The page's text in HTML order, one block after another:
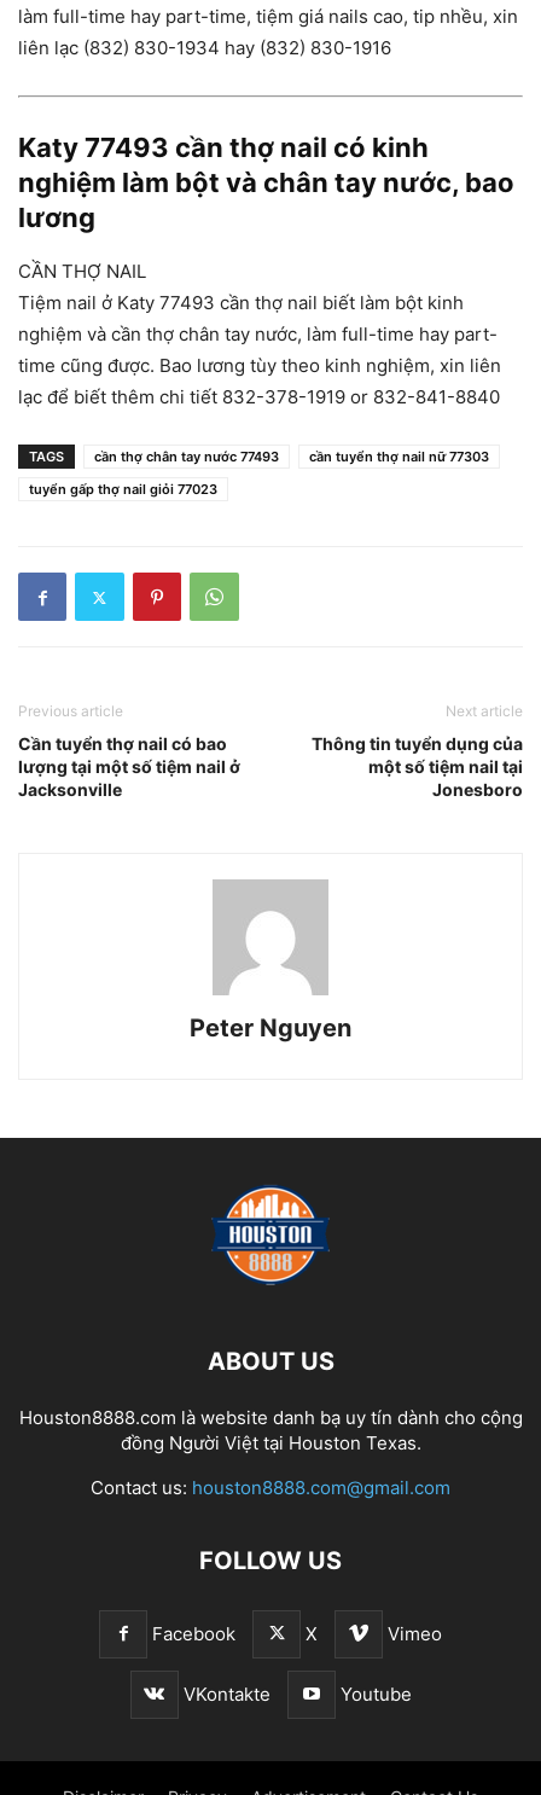
làm full-time hay part-time, tiệm giá nails cao, tip nhều, xin
liên lạc (832) 830-1934 hay (832) 830-1916
Katy 77493 cần thợ nail có kinh
nghiệm làm bột và chân tay nước, bao
lương
CẦN THỢ NAIL
Tiệm nail ở Katy 77493 cần thợ nail biết làm bột kinh
nghiệm và cần thợ chân tay nước, làm full-time hay part-
time cũng được. Bao lương tùy theo kinh nghiệm, xin liên
lạc để biết thêm chi tiết 832-378-1919 or 832-841-8840
TAGS cần thợ chân tay nước 77493
cần tuyển thợ nail nữ 77303
tuyển gấp thợ nail giỏi 77023
Previous article
Cần tuyển thợ nail có bao
lượng tại một số tiệm nail ở
Jacksonville
Next article
Thông tin tuyển dụng của
một số tiệm nail tại
Jonesboro
Peter Nguyen
ABOUT US
Houston8888.com là website danh bạ uy tín dành cho cộng
đồng Người Việt tại Houston Texas.
Contact us: houston8888.com@gmail.com
FOLLOW US
Facebook X Vimeo
VKontakte Youtube